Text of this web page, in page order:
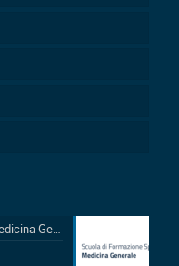
Scuola di formazione specifica in Medicina Generale 2026-2029: Pubblicazione avviso accesso in sovrannumero legge 401/2000 e avviso accesso degli Ufficiali Medici